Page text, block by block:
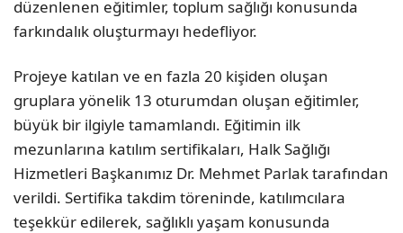
düzenlenen eğitimler, toplum sağlığı konusunda
farkındalık oluşturmayı hedefliyor.
Projeye katılan ve en fazla 20 kişiden oluşan
gruplara yönelik 13 oturumdan oluşan eğitimler,
büyük bir ilgiyle tamamlandı. Eğitimin ilk
mezunlarına katılım sertifikaları, Halk Sağlığı
Hizmetleri Başkanımız Dr. Mehmet Parlak tarafından
verildi. Sertifika takdim töreninde, katılımcılara
teşekkür edilerek, sağlıklı yaşam konusunda